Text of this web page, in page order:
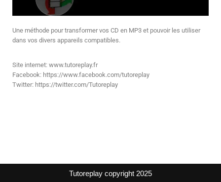
Une méthode pour transformer vos CD en MP3 et pouvoir les utiliser
dans vos divers appareils compatibles.
Site internet: www.tutoreplay.fr
Facebook: https://www.facebook.com/tutoreplay
Twitter: https://twitter.com/Tutoreplay
Tutoreplay copyright 2025